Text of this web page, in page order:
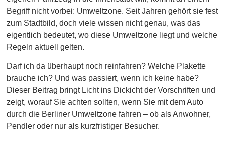
Begriff nicht vorbei: Umweltzone. Seit Jahren gehört sie fest
zum Stadtbild, doch viele wissen nicht genau, was das
eigentlich bedeutet, wo diese Umweltzone liegt und welche
Regeln aktuell gelten.
Darf ich da überhaupt noch reinfahren? Welche Plakette
brauche ich? Und was passiert, wenn ich keine habe?
Dieser Beitrag bringt Licht ins Dickicht der Vorschriften und
zeigt, worauf Sie achten sollten, wenn Sie mit dem Auto
durch die Berliner Umweltzone fahren – ob als Anwohner,
Pendler oder nur als kurzfristiger Besucher.